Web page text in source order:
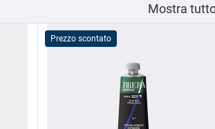
Mostra
Prezzo scontato